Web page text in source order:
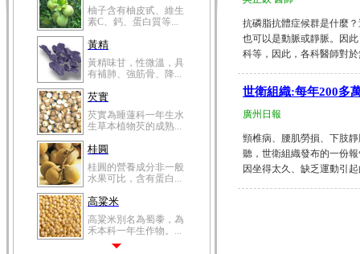
柚子含有柚皮甙、維生
素C、鈣、蛋白質等...
黃精
黃精味甘，性微溫，具
有補肺、強筋骨、降...
芡實
芡實為睡蓮科一年生水
生草本植物芡的成熟...
桂圓
桂圓的營養成分非一般
水果可比，含有蛋白...
高粱米
高粱米別名為蜀黍，為
禾本科一年生作物。...
抗磷脂抗體症候群是什麼
也可以是動脈或靜脈。因
科等，因此，各科醫師對
世衛組織:每年200多
廣州日報
頸椎病、腰肌勞損、下肢
聽，世衛組織發布的一份
因坐得太久、缺乏運動引起